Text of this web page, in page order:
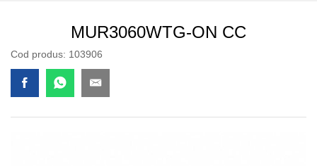
MUR3060WTG-ON CC
Cod produs: 103906